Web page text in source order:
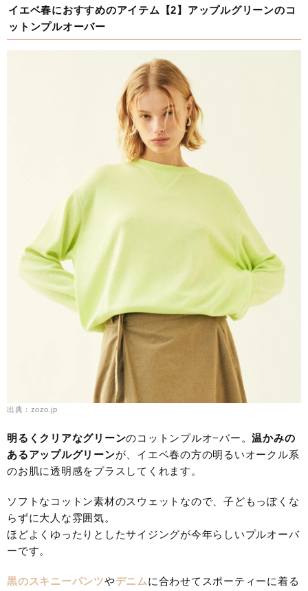
イエベ春におすすめのアイテム【2】アップルグリーンのコ
ットンプルオーバー
出典：zozo.jp
明るくクリアなグリーンのコットンプルオ−バー。温かみの
あるアップルグリーンが、イエベ春の方の明るいオークル系
のお肌に透明感をプラスしてくれます。
ソフトなコットン素材のスウェットなので、子どもっぽくな
らずに大人な雰囲気。
ほどよくゆったりとしたサイジングが今年らしいプルオーバ
ーです。
黒のスキニーパンツやデニムに合わせてスポーティーに着る